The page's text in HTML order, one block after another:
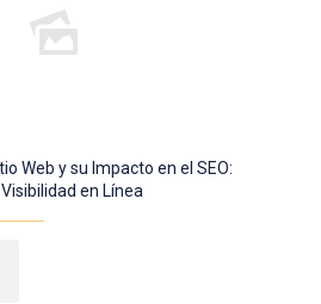
Web y su Impacto en el SEO:
en Línea